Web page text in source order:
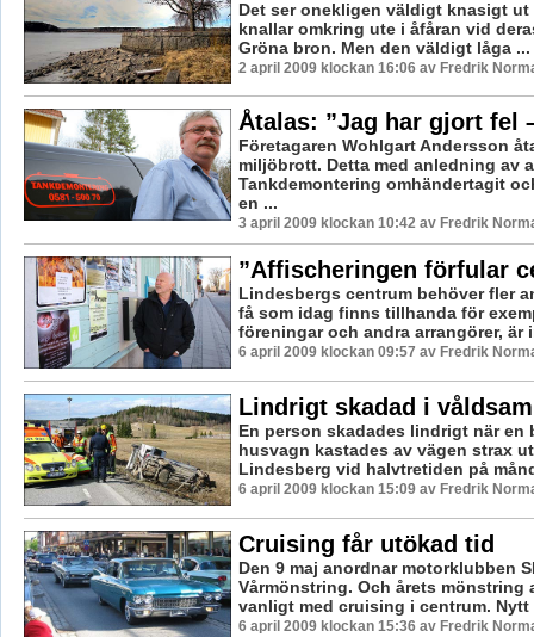
Det ser onekligen väldigt knasigt ut
knallar omkring ute i åfåran vid
Gröna bron. Men den väldigt låga ...
2 april 2009 klockan 16:06 av Fredrik
Åtalas: ”Jag har gjort fel
Företagaren Wohlgart Andersson
miljöbrott. Detta med anledning av
Tankdemontering omhändertagit
en ...
3 april 2009 klockan 10:42 av Fredrik
”Affischeringen förfular
Lindesbergs centrum behöver fler
få som idag finns tillhanda för
föreningar och andra arrangörer, är
6 april 2009 klockan 09:57 av Fredrik
Lindrigt skadad i
En person skadades lindrigt när en
husvagn kastades av vägen strax
Lindesberg vid halvtretiden på
6 april 2009 klockan 15:09 av Fredrik
Cruising får utökad tid
Den 9 maj anordnar motorklubben
Vårmönstring. Och årets mönstring
vanligt med cruising i centrum. Nytt
6 april 2009 klockan 15:36 av Fredrik